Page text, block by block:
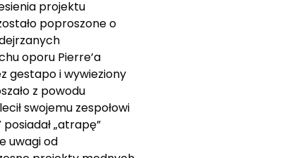
projektu
poproszone o
oporu Pierre’a
gestapo i wywieziony
z powodu
swojemu zespołowi
„atrapę”
uwagi od